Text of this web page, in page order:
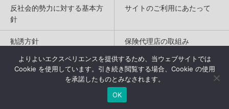
反社会的勢力に対する基本方
針
サイトのご利用にあたって
勧誘方針 保険代理店の取組み
特定商取引法に基づく表記
Copyright(c) 2004-2026
Humannetwork Inc. All rights reserved.
よりよいエクスペリエンスを提供するため、当ウェブサイトでは
Cookie を使用しています。引き続き閲覧する場合、Cookie の使用
を承諾したものとみなされます。
OK